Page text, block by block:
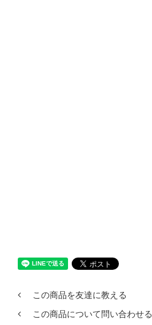
この商品を友達に教える
この商品について問い合わせる